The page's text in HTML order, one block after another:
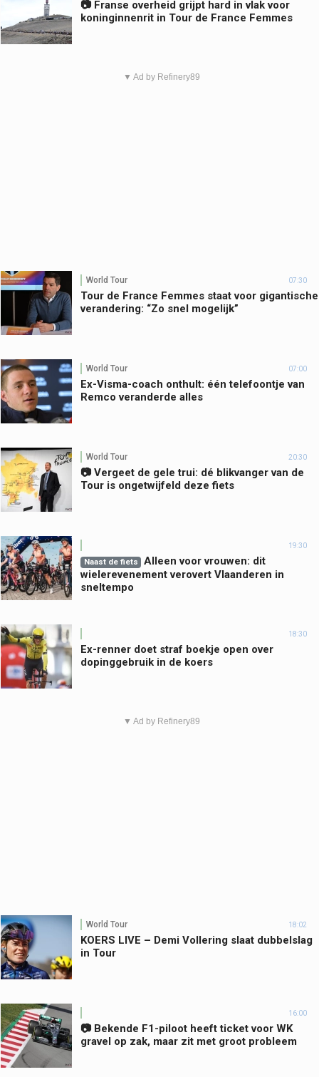
📷 Franse overheid grijpt hard in vlak voor
koninginnenrit in Tour de France Femmes
▼ Ad by Refinery89
World Tour 07:30
Tour de France Femmes staat voor gigantische
verandering: “Zo snel mogelijk”
World Tour 07:00
Ex-Visma-coach onthult: één telefoontje van
Remco veranderde alles
World Tour 20:30
📷 Vergeet de gele trui: dé blikvanger van de
Tour is ongetwijfeld deze fiets
19:30
Naast de fiets
Alleen voor vrouwen: dit
wielerevenement verovert Vlaanderen in
sneltempo
18:30
Ex-renner doet straf boekje open over
dopinggebruik in de koers
▼ Ad by Refinery89
World Tour 18:02
KOERS LIVE – Demi Vollering slaat dubbelslag
in Tour
16:00
📷 Bekende F1-piloot heeft ticket voor WK
gravel op zak, maar zit met groot probleem